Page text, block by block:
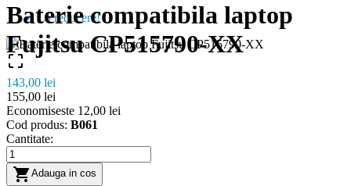
La reducere!

Baterie compatibila laptop
Fujitsu CP515790-XX
143,00 lei
155,00 lei
Economiseste 12,00 lei
Cod produs: B061
Cantitate:
 Adauga in cos